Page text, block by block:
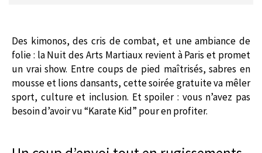
Des kimonos, des cris de combat, et une ambiance de
folie : la Nuit des Arts Martiaux revient à Paris et promet
un vrai show. Entre coups de pied maîtrisés, sabres en
mousse et lions dansants, cette soirée gratuite va mêler
sport, culture et inclusion. Et spoiler : vous n’avez pas
besoin d’avoir vu “Karate Kid” pour en profiter.